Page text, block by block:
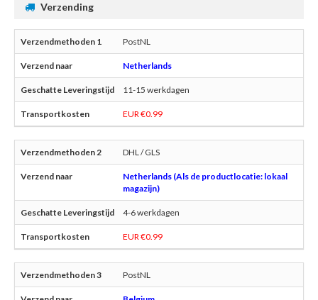
Verzending
PostNL
Netherlands
11-15 werkdagen
EUR €0.99
DHL / GLS
Netherlands (Als de productlocatie: lokaal
magazijn)
4-6 werkdagen
EUR €0.99
PostNL